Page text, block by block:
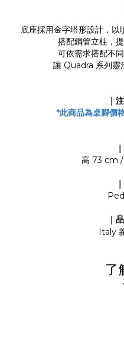
底座採用金字塔形設計，以
搭配鋼管立柱，
可依需求搭配不
讓 Quadra 系列靈
｜
*此商品為桌腳價
高 73 cm
｜
Italy
了